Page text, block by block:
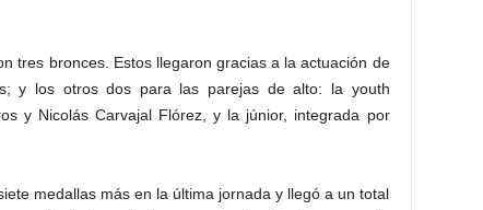
tres bronces. Estos llegaron gracias a la actuación de
y los otros dos para las parejas de alto: la youth
y Nicolás Carvajal Flórez, y la júnior, integrada por
medallas más en la última jornada y llegó a un total